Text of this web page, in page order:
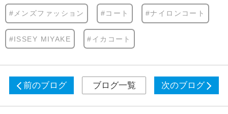
#メンズファッション #コート #ナイロンコート
#ISSEY MIYAKE #イカコート
前のブログ ブログ一覧 次のブログ